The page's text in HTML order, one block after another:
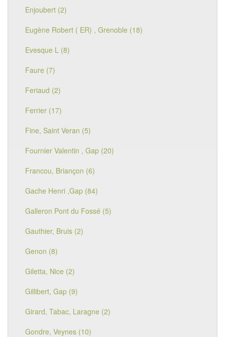
Enjoubert (2)
Eugène Robert ( ER) , Grenoble (18)
Evesque L (8)
Faure (7)
Feriaud (2)
Ferrier (17)
Fine, Saint Veran (5)
Fournier Valentin , Gap (20)
Francou, Briançon (6)
Gache Henri ,Gap (84)
Galleron Pont du Fossé (5)
Gauthier, Bruis (2)
Genon (8)
Giletta, Nice (2)
Gillibert, Gap (9)
Girard, Tabac, Laragne (2)
Gondre, Veynes (10)